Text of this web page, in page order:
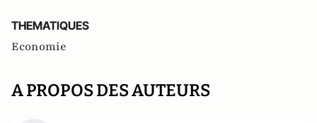
THEMATIQUES
Economie
A PROPOS DES AUTEURS